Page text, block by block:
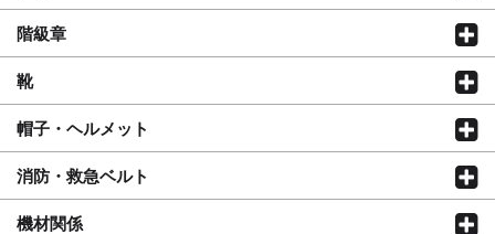
階級章
靴
帽子・ヘルメット
消防・救急ベルト
機材関係